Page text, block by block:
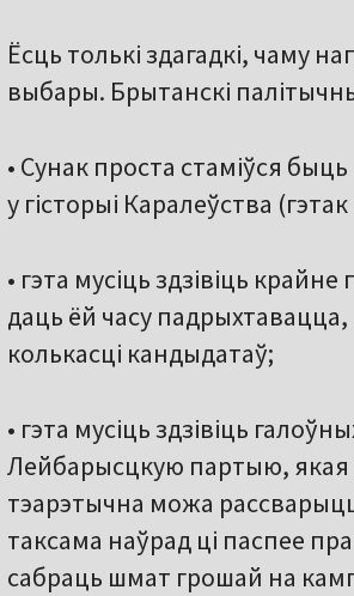
Ёсць толькі здагадкі, чаму
выбары. Брытанскі
• Сунак проста стаміўся
у гісторыі Каралеўства
• гэта мусіць здзівіць
даць ёй часу
колькасці кандыдатаў;
• гэта мусіць здзівіць
Лейбарысцкую партыю, якая
тэарэтычна можа
таксама наўрад ці паспее
сабраць шмат грошай на